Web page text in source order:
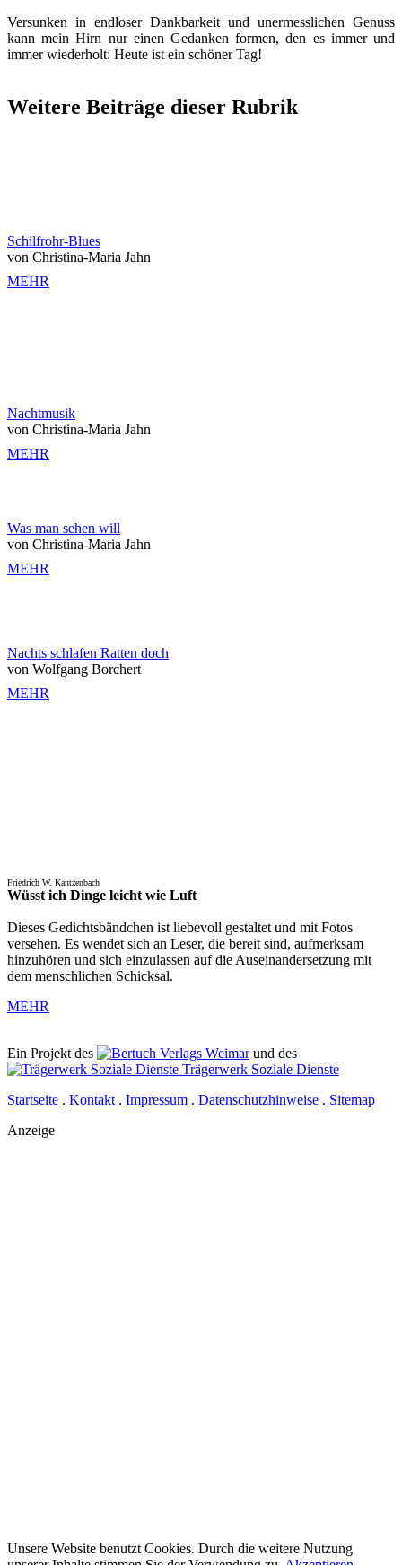
Versunken in endloser Dankbarkeit und unermesslichen Genuss
kann mein Hirn nur einen Gedanken formen, den es immer und
immer wiederholt: Heute ist ein schöner Tag!
Weitere Beiträge dieser Rubrik
Schilfrohr-Blues
von Christina-Maria Jahn
MEHR
Nachtmusik
von Christina-Maria Jahn
MEHR
Was man sehen will
von Christina-Maria Jahn
MEHR
Nachts schlafen Ratten doch
von Wolfgang Borchert
MEHR
Friedrich W. Kantzenbach
Wüsst ich Dinge leicht wie Luft
Dieses Gedichtsbändchen ist liebevoll gestaltet und mit Fotos
versehen. Es wendet sich an Leser, die bereit sind, aufmerksam
hinzuhören und sich einzulassen auf die Auseinandersetzung mit
dem menschlichen Schicksal.
MEHR
Ein Projekt des Verlags Weimarund des
Trägerwerk Soziale Dienste
Startseite . Kontakt . Impressum . Datenschutzhinweise . Sitemap
Anzeige
Unsere Website benutzt Cookies. Durch die weitere Nutzung